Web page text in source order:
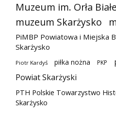
Muzeum im. Orła
muzeum Skarżysko
PiMBP Powiatowa i Miejska
Skarżysko
Piotr Kardyś piłka nożna PKP
Powiat Skarżyski
PTH Polskie Towarzystwo
Skarżysko